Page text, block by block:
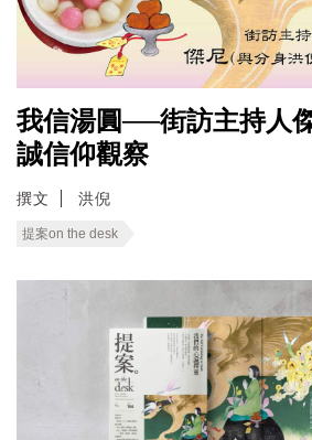
我信湯圓──街訪主持人
誠信仰觀察
撰文 洪倪
提案on the desk